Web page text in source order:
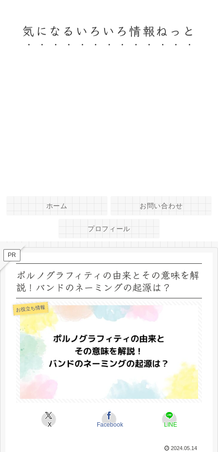
気になるいろいろ情報ねっと
ホーム お問い合わせ
プロフィール
PR
ポルノグラフィティの由来とその意味を解
説！バンドのネーミングの起源は？
お役立ち情報
X Facebook LINE
2024.05.14